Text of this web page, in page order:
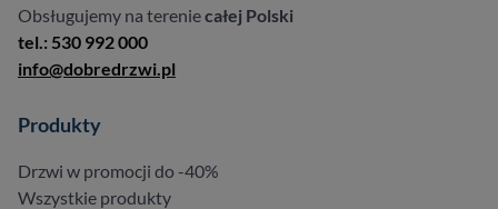
Obsługujemy na tereniecałej Polski
tel.: 530 992 000
info@dobredrzwi.pl
Produkty
Drzwi w promocji do -40%
Wszystkie produkty